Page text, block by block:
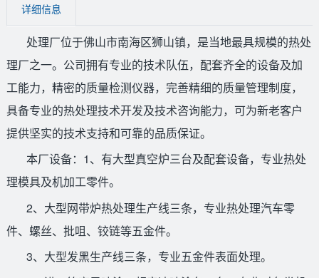
详细信息
处理厂位于佛山市南海区狮山镇，是当地最具规模的热处
理厂之一。公司拥有专业的技术队伍，配套齐全的设备及加
工能力，精密的质量检测仪器，完善精细的质量管理制度，
具备专业的热处理技术开发及技术咨询能力，可为新老客户
提供坚实的技术支持和可靠的品质保证。
本厂设备：1、有大型真空炉三台及配套设备，专业热处
理模具及机加工零件。
2、大型网带炉热处理生产线三条，专业热处理汽车零
件、螺丝、批咀、铰链等五金件。
3、大型发黑生产线三条，专业五金件表面处理。